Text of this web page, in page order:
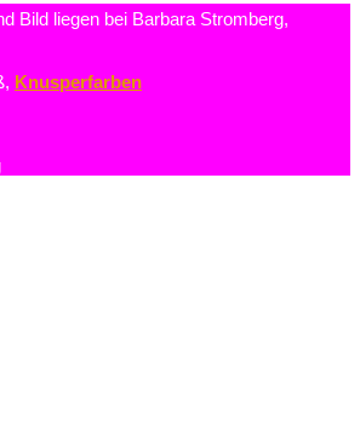
Bild liegen bei Barbara Stromberg,
Knusperfarben